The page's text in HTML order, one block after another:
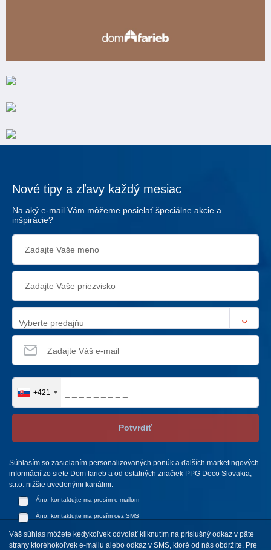
Nové tipy a zľavy každý mesiac
Na aký e-mail Vám môžeme posielať špeciálne akcie a
inšpirácie?
Vyberte predajňu
+421
Potvrdiť
Súhlasím so zasielaním personalizovaných ponúk a ďalších marketingových
informácií zo siete Dom farieb a od ostatných značiek PPG Deco Slovakia,
s.r.o. nižšie uvedenými kanálmi:
Áno, kontaktujte ma prosím e-mailom
Áno, kontaktujte ma prosím cez SMS
Váš súhlas môžete kedykoľvek odvolať kliknutím na príslušný odkaz v päte
strany ktoréhokoľvek e-mailu alebo odkaz v SMS, ktoré od nás obdržíte. Pre